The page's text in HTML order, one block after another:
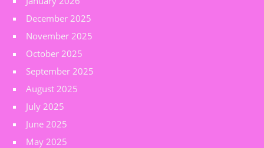
December 2025
November 2025
October 2025
September 2025
August 2025
July 2025
June 2025
May 2025